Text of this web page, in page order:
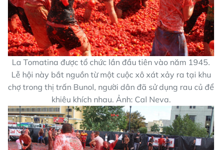
La Tomatina được tổ chức lần đầu tiên vào năm 1945.
Lễ hội này bắt nguồn từ một cuộc xô xát xảy ra tại khu
chợ trong thị trấn Bunol, người dân đã sử dụng rau củ để
khiêu khích nhau. Ảnh: Cal Neva.